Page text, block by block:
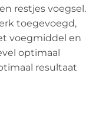
restjes voegsel.
toegevoegd,
voegmiddel en
optimaal
resultaat